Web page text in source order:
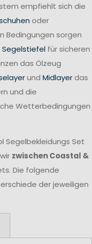
empfiehlt sich die
oder
Bedingungen sorgen
Segelstiefel für sicheren
das Ölzeug
und Midlayerdas
und die
Wetterbedingungen
Segelbekleidungs Set
zwischen Coastal &
Die folgende
der jeweiligen